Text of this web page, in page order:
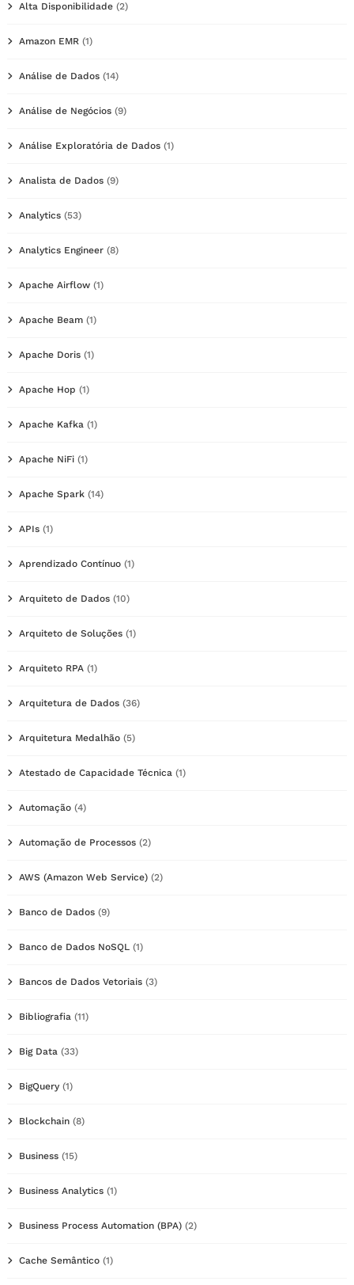
Alta Disponibilidade (2)
Amazon EMR (1)
Análise de Dados (14)
Análise de Negócios (9)
Análise Exploratória de Dados (1)
Analista de Dados (9)
Analytics (53)
Analytics Engineer (8)
Apache Airflow (1)
Apache Beam (1)
Apache Doris (1)
Apache Hop (1)
Apache Kafka (1)
Apache NiFi (1)
Apache Spark (14)
APIs (1)
Aprendizado Contínuo (1)
Arquiteto de Dados (10)
Arquiteto de Soluções (1)
Arquiteto RPA (1)
Arquitetura de Dados (36)
Arquitetura Medalhão (5)
Atestado de Capacidade Técnica (1)
Automação (4)
Automação de Processos (2)
AWS (Amazon Web Service) (2)
Banco de Dados (9)
Banco de Dados NoSQL (1)
Bancos de Dados Vetoriais (3)
Bibliografia (11)
Big Data (33)
BigQuery (1)
Blockchain (8)
Business (15)
Business Analytics (1)
Business Process Automation (BPA) (2)
Cache Semântico (1)